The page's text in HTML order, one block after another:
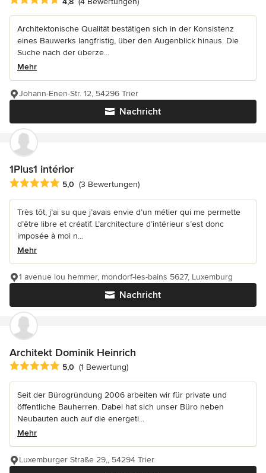
Architektonische Qualität bestätigen sich in der Konsistenz
eines Bauwerks langfristig, über den Augenblick hinaus. Die
Suche nach der überze...
Mehr
Nachricht
Johann-Enen-Str. 12, 54296 Trier
1Plus1 intérior
Durchschnittliche Bewertung: 5 von 5 Sternen
5,0 (3 Bewertungen)
Très tôt, j’ai su que j’avais envie d’un métier qui me permette
d’être libre et créatif. L’architecture d’intérieur s’est donc
imposée à moi n...
Mehr
Nachricht
1 avenue lou hemmer, mondorf-les-bains 5627, Luxemburg
Architekt Dominik Heinrich
Durchschnittliche Bewertung: 5 von 5 Sternen
5,0 (1 Bewertung)
Seit der Bürogründung 2006 arbeiten wir für private und
öffentliche Bauherren. Dabei hat sich unser Büro neben
Neubauten auch auf die energeti...
Mehr
Luxemburger Straße 29,, 54294 Trier